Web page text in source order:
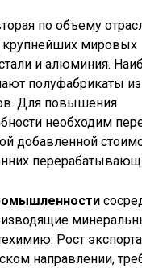
по объему
крупнейших мировых
и алюминия.
полуфабрикаты
Для повышения
необходим
добавленной
Рост
направлении,